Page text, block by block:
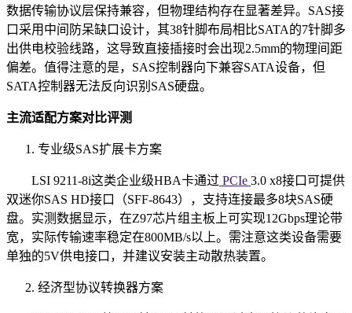
数据传输协议层保持兼容，但物理结构存在显著差异。SAS接
口采用中间防呆缺口设计，其38针脚布局相比SATA的7针脚多
出供电校验线路，这导致直接插接时会出现2.5mm的物理间距
偏差。值得注意的是，SAS控制器向下兼容SATA设备，但
SATA控制器无法反向识别SAS硬盘。
主流适配方案对比评测
专业级SAS扩展卡方案
LSI 9211-8i这类企业级HBA卡通过 PCIe 3.0 x8接口可提供
双迷你SAS HD接口（SFF-8643），支持连接最多8块SAS硬
盘。实测数据显示，在Z97芯片组主板上可实现12Gbps理论带
宽，实际传输速率稳定在800MB/s以上。需注意这类设备需要
单独的5V供电接口，并建议安装主动散热装置。
经济型协议转换器方案